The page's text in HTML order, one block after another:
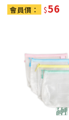
會員價：
$56